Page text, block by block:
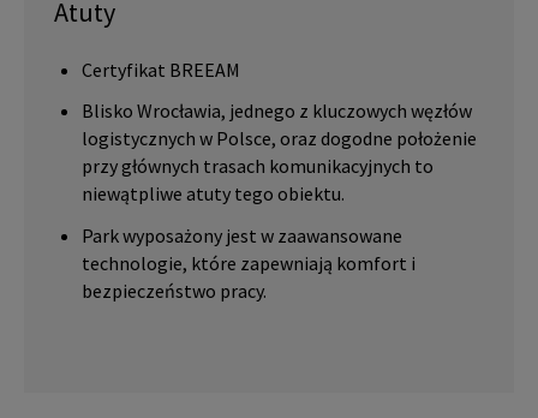
Atuty
Certyfikat BREEAM
Blisko Wrocławia, jednego z kluczowych węzłów
logistycznych w Polsce, oraz dogodne położenie
przy głównych trasach komunikacyjnych to
niewątpliwe atuty tego obiektu.
Park wyposażony jest w zaawansowane
technologie, które zapewniają komfort i
bezpieczeństwo pracy.